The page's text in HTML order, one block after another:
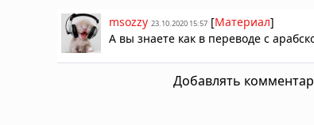
msozzy 23.10.2020 15:57 [Материал]
А вы знаете как в переводе с
Добавлять